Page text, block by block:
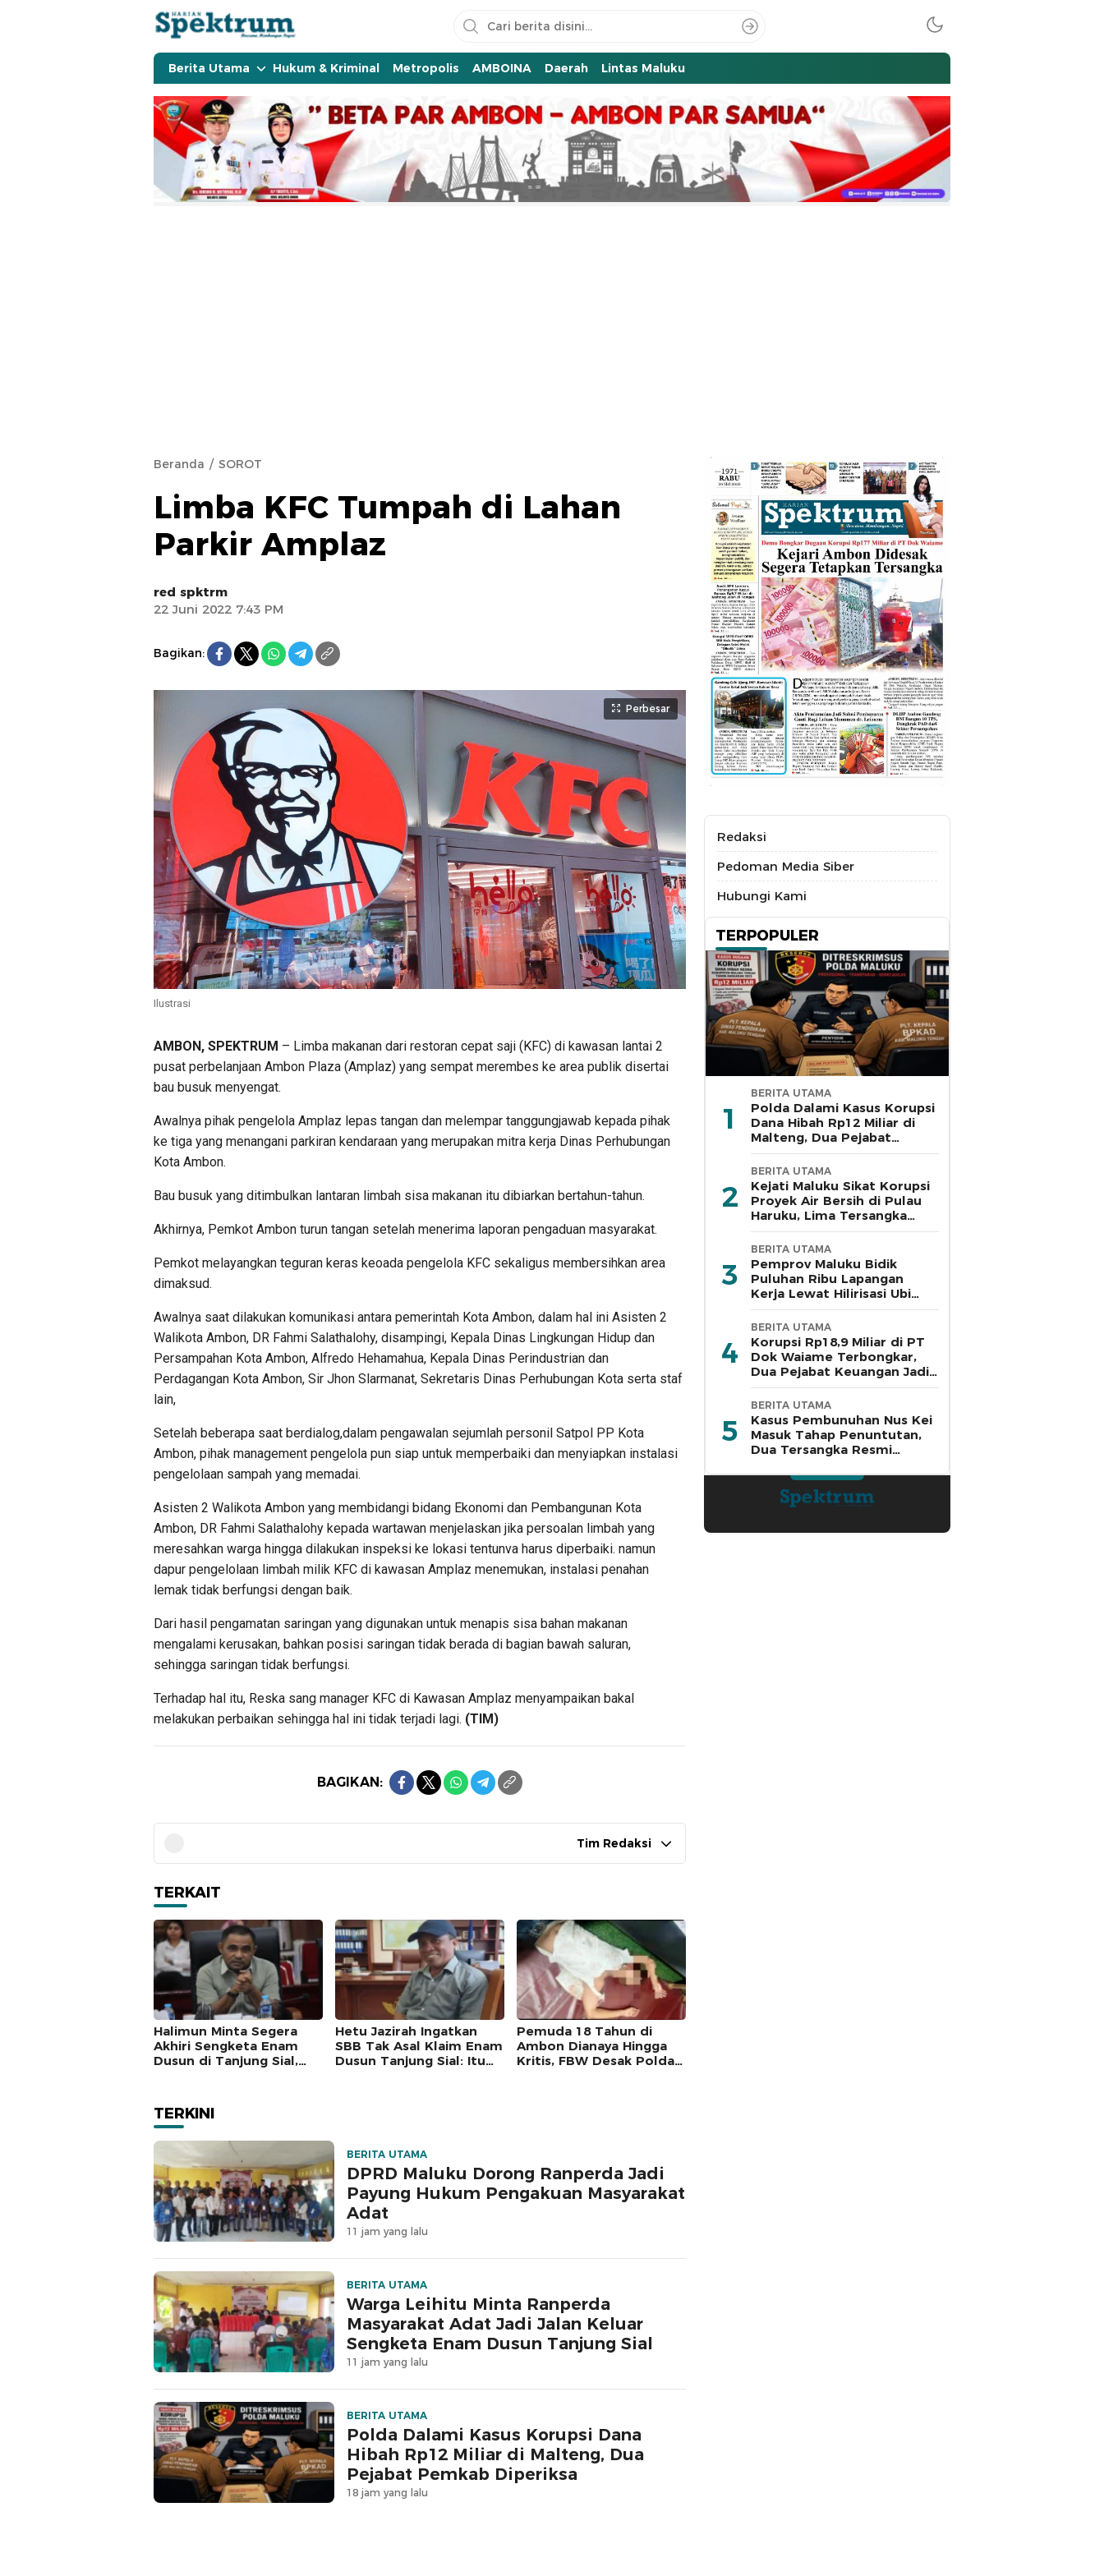
spektrumonline.com
Berita Utama Hukum & Kriminal Metropolis AMBOINA Daerah Lintas Maluku
Beranda SOROT
Limba KFC Tumpah di Lahan
Parkir Amplaz
red spktrm
22 Juni 2022 7:43 PM
Bagikan:
Perbesar
Ilustrasi
AMBON, SPEKTRUM – Limba makanan dari restoran cepat saji (KFC) di kawasan lantai 2
pusat perbelanjaan Ambon Plaza (Amplaz) yang sempat merembes ke area publik disertai
bau busuk menyengat.
Awalnya pihak pengelola Amplaz lepas tangan dan melempar tanggungjawab kepada pihak
ke tiga yang menangani parkiran kendaraan yang merupakan mitra kerja Dinas Perhubungan
Kota Ambon.
Bau busuk yang ditimbulkan lantaran limbah sisa makanan itu dibiarkan bertahun-tahun.
Akhirnya, Pemkot Ambon turun tangan setelah menerima laporan pengaduan masyarakat.
Pemkot melayangkan teguran keras keoada pengelola KFC sekaligus membersihkan area
dimaksud.
Awalnya saat dilakukan komunikasi antara pemerintah Kota Ambon, dalam hal ini Asisten 2
Walikota Ambon, DR Fahmi Salathalohy, disampingi, Kepala Dinas Lingkungan Hidup dan
Persampahan Kota Ambon, Alfredo Hehamahua, Kepala Dinas Perindustrian dan
Perdagangan Kota Ambon, Sir Jhon Slarmanat, Sekretaris Dinas Perhubungan Kota serta staf
lain,
Setelah beberapa saat berdialog,dalam pengawalan sejumlah personil Satpol PP Kota
Ambon, pihak management pengelola pun siap untuk memperbaiki dan menyiapkan instalasi
pengelolaan sampah yang memadai.
Asisten 2 Walikota Ambon yang membidangi bidang Ekonomi dan Pembangunan Kota
Ambon, DR Fahmi Salathalohy kepada wartawan menjelaskan jika persoalan limbah yang
meresahkan warga hingga dilakukan inspeksi ke lokasi tentunva harus diperbaiki. namun
dapur pengelolaan limbah milik KFC di kawasan Amplaz menemukan, instalasi penahan
lemak tidak berfungsi dengan baik.
Dari hasil pengamatan saringan yang digunakan untuk menapis sisa bahan makanan
mengalami kerusakan, bahkan posisi saringan tidak berada di bagian bawah saluran,
sehingga saringan tidak berfungsi.
Terhadap hal itu, Reska sang manager KFC di Kawasan Amplaz menyampaikan bakal
melakukan perbaikan sehingga hal ini tidak terjadi lagi. (TIM)
BAGIKAN:
Tim Redaksi
TERKAIT
Halimun Minta Segera
Akhiri Sengketa Enam
Dusun di Tanjung Sial,
Hetu Jazirah Ingatkan
SBB Tak Asal Klaim Enam
Dusun Tanjung Sial: Itu
Pemuda 18 Tahun di
Ambon Dianaya Hingga
Kritis, FBW Desak Polda
TERKINI
BERITA UTAMA
DPRD Maluku Dorong Ranperda Jadi
Payung Hukum Pengakuan Masyarakat
Adat
11 jam yang lalu
BERITA UTAMA
Warga Leihitu Minta Ranperda
Masyarakat Adat Jadi Jalan Keluar
Sengketa Enam Dusun Tanjung Sial
11 jam yang lalu
BERITA UTAMA
Polda Dalami Kasus Korupsi Dana
Hibah Rp12 Miliar di Malteng, Dua
Pejabat Pemkab Diperiksa
18 jam yang lalu
Redaksi
Pedoman Media Siber
Hubungi Kami
TERPOPULER
1
BERITA UTAMA
Polda Dalami Kasus Korupsi
Dana Hibah Rp12 Miliar di
Malteng, Dua Pejabat
Pemkab Diperiksa
2
BERITA UTAMA
Kejati Maluku Sikat Korupsi
Proyek Air Bersih di Pulau
Haruku, Lima Tersangka
Ditahan
3
BERITA UTAMA
Pemprov Maluku Bidik
Puluhan Ribu Lapangan
Kerja Lewat Hilirisasi Ubi
Kayu di Bursel
4
BERITA UTAMA
Korupsi Rp18,9 Miliar di PT
Dok Waiame Terbongkar,
Dua Pejabat Keuangan Jadi
Tersangka
5
BERITA UTAMA
Kasus Pembunuhan Nus Kei
Masuk Tahap Penuntutan,
Dua Tersangka Resmi